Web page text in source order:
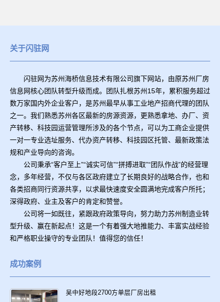
关于闪驻网
闪驻网为苏州海桥信息技术有限公司旗下网站，由原苏州厂房
信息网核心团队转型升级而成。团队扎根苏州15年，累积服务超过
数万家国内外企业客户，是苏州最早从事工业地产招商代理的团队
之一。我们熟悉苏州各区最新的房源资源，更熟悉拿地、办厂、资
产转移、科技园运营管理所涉及的各个节点，可以为工商企业提供
一对一专业选址服务、代办资产转移、科技园区托管、最新政策法
规和产业导向的咨询。
公司秉承“客户至上”“诚实可信”“拼搏进取”“团队作战”的经营理
念，多年经营，不仅与各区政府建立了长期良好的战略合作，也和
各类招商同行资源共享，以求最快速度安全圆满地完成客户所托；
深得政府、业主及客户的肯定和赞誉。
公司将一如既往，紧跟政府政策导向，努力助力苏州制造业转
型升级、赢在新起点！这是一个有着强大地推能力、丰富实战经验
和严格职业操守的专业团队！值得您的信任！
成功案例
吴中好地段2700方单层厂房出租